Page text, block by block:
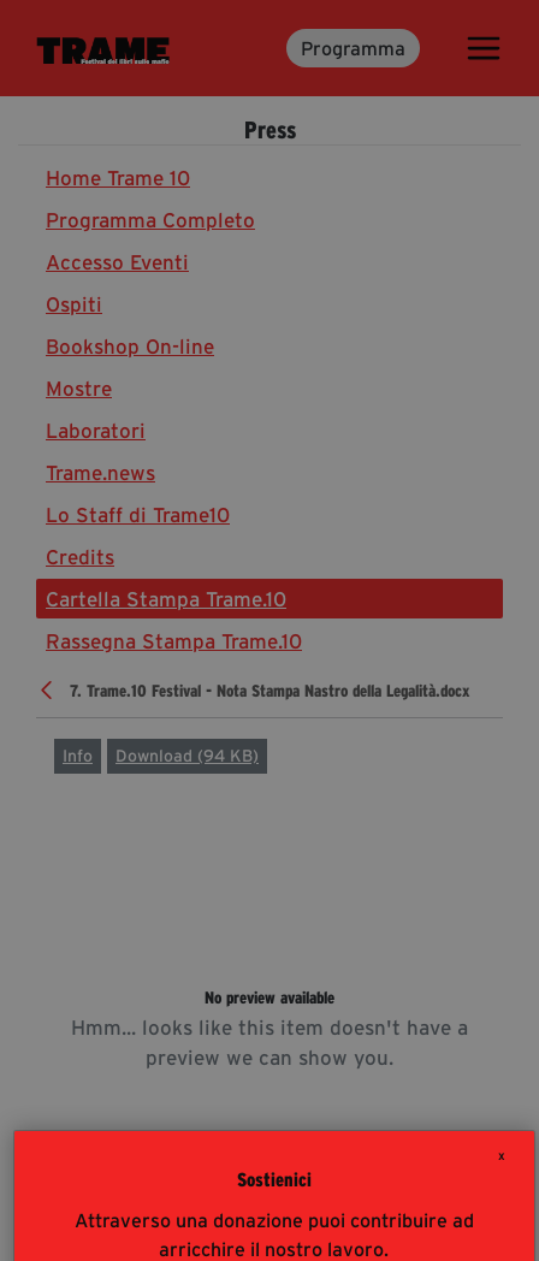
X
Sostienici
Attraverso una donazione puoi contribuire ad
arricchire il nostro lavoro.
Programma
Trame.15
Libri | Trame.15
Media & Press
News & Kit
Accrediti Stampa | Trame.15
Cartella Stampa
Rassegna Stampa
Partecipa
Diventa Partner
Sostienici
Fondazione Trame
La fondazione 2025
Contatti
info@tramefestival.it
Press
7. Trame.10 Festival - Nota Stampa Nastro della Legalità.docx
Info Download (94 KB)
No preview available
Hmm... looks like this item doesn't have a
preview we can show you.
Accrediti Stampa
Accrediti Stampa. L'accesso al festival ai
Home Trame 10
Programma Completo
Accesso Eventi
Ospiti
Bookshop On-line
Mostre
Laboratori
Trame.news
Lo Staff di Trame10
Credits
Cartella Stampa Trame.10
Rassegna Stampa Trame.10